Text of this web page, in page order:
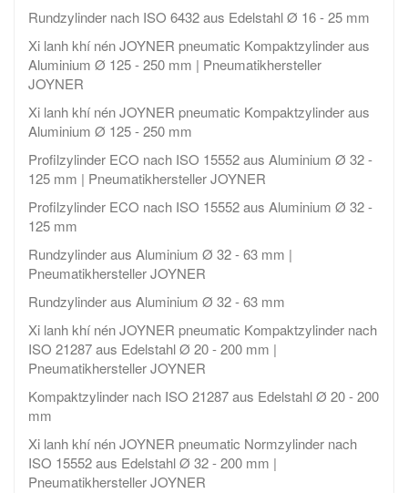
Rundzylinder nach ISO 6432 aus Edelstahl Ø 16 - 25 mm
Xi lanh khí nén JOYNER pneumatic Kompaktzylinder aus
Aluminium Ø 125 - 250 mm | Pneumatikhersteller
JOYNER
Xi lanh khí nén JOYNER pneumatic Kompaktzylinder aus
Aluminium Ø 125 - 250 mm
Profilzylinder ECO nach ISO 15552 aus Aluminium Ø 32 -
125 mm | Pneumatikhersteller JOYNER
Profilzylinder ECO nach ISO 15552 aus Aluminium Ø 32 -
125 mm
Rundzylinder aus Aluminium Ø 32 - 63 mm |
Pneumatikhersteller JOYNER
Rundzylinder aus Aluminium Ø 32 - 63 mm
Xi lanh khí nén JOYNER pneumatic Kompaktzylinder nach
ISO 21287 aus Edelstahl Ø 20 - 200 mm |
Pneumatikhersteller JOYNER
Kompaktzylinder nach ISO 21287 aus Edelstahl Ø 20 - 200
mm
Xi lanh khí nén JOYNER pneumatic Normzylinder nach
ISO 15552 aus Edelstahl Ø 32 - 200 mm |
Pneumatikhersteller JOYNER